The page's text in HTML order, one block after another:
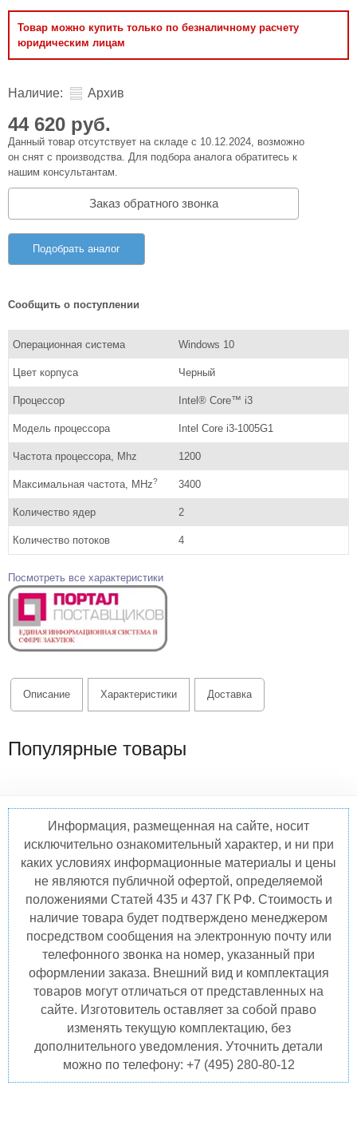
Товар можно купить только по безналичному расчету
юридическим лицам
Наличие: Архив
44 620 руб.
Данный товар отсутствует на складе с 10.12.2024, возможно
он снят с производства. Для подбора аналога обратитесь к
нашим консультантам.
Заказ обратного звонка
Подобрать аналог
Сообщить о поступлении
Операционная система Windows 10
Цвет корпуса Черный
Процессор Intel® Core™ i3
Модель процессора Intel Core i3-1005G1
Частота процессора, Mhz 1200
Максимальная частота, MHz? 3400
Количество ядер 2
Количество потоков 4
Посмотреть все характеристики
Описание Характеристики Доставка
Популярные товары
Информация, размещенная на сайте, носит
исключительно ознакомительный характер, и ни при
каких условиях информационные материалы и цены
не являются публичной офертой, определяемой
положениями Статей 435 и 437 ГК РФ. Стоимость и
наличие товара будет подтверждено менеджером
посредством сообщения на электронную почту или
телефонного звонка на номер, указанный при
оформлении заказа. Внешний вид и комплектация
товаров могут отличаться от представленных на
сайте. Изготовитель оставляет за собой право
изменять текущую комплектацию, без
дополнительного уведомления. Уточнить детали
можно по телефону: +7 (495) 280-80-12